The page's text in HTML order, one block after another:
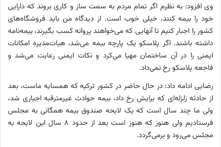
وی افزود: به نظرم اگر تمام مردم به سمت ساز و کاری بروند که دارایی
خود را بیمه کنند، خیلی خوب است. از دیدگاه من باید فروشگاه‌های
کشور را اجبار کنیم تا آنهایی که می‌خواهند پروانه کسب بگیرند، بیمه‌نامه
داشته باشند. اگر پلاسکو یک پارچه بیمه می‌شد، هیات‌مدیره امکانات
ایمنی را در آن ساختمان مهیا می‌کرد و نکات ایمنی رعایت می‌شد و
فاجعه پلاسکو رخ نمی‌داد.
رضایی ادامه داد: در حال حاضر در کشور ترکیه که همسایه ماست، بعد
از حادثه زلزله‌ای که برایش رخ داد، بیمه حوادث غیرمترقبه اجباری شد،
ولی ما چند سال است که یک لایحه صندوق بیمه همگانی به مجلس
فرستادیم ولی هنوز که هنوز است بعد از حدود ۸ سال این لایحه به
مجلس می‌رود و برمی‌گردد.